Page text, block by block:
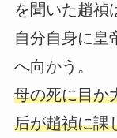
を聞いた趙禎
自分自身に皇
へ向かう。
母の死に目か
后が趙禎に課